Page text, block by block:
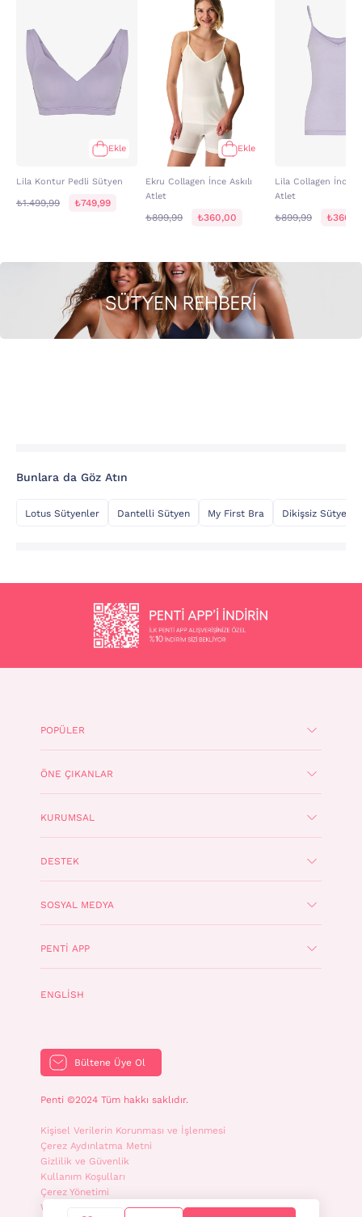
Ekle
Lila Kontur Pedli Sütyen
₺1.499,99 ₺749,99
Ekle
Ekru Collagen İnce Askılı
Atlet
₺899,99 ₺360,00
Lila Collagen İnce
Atlet
₺899,99
Bunlara da Göz Atın
Lotus Sütyenler Dantelli Sütyen My First Bra Dikişsiz Sütyen
POPÜLER
ÖNE ÇIKANLAR
KURUMSAL
DESTEK
SOSYAL MEDYA
PENTI APP
ENGLISH
Bültene Üye Ol
Penti ©2024 Tüm hakkı saklıdır.
Kişisel Verilerin Korunması ve İşlenmesi
Çerez Aydınlatma Metni
Gizlilik ve Güvenlik
Kullanım Koşulları
Çerez Yönetimi
WhatsApp İletişim Aydınlatma Metni